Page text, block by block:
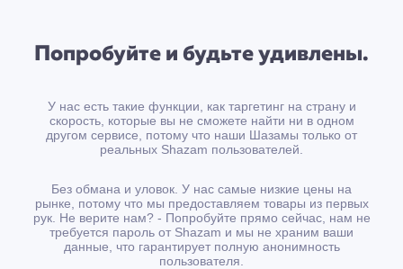
Попробуйте и будьте удивлены.
У нас есть такие функции, как таргетинг на страну и
скорость, которые вы не сможете найти ни в одном
другом сервисе, потому что наши Шазамы только от
реальных Shazam пользователей.
Без обмана и уловок. У нас самые низкие цены на
рынке, потому что мы предоставляем товары из первых
рук. Не верите нам? - Попробуйте прямо сейчас, нам не
требуется пароль от Shazam и мы не храним ваши
данные, что гарантирует полную анонимность
пользователя.